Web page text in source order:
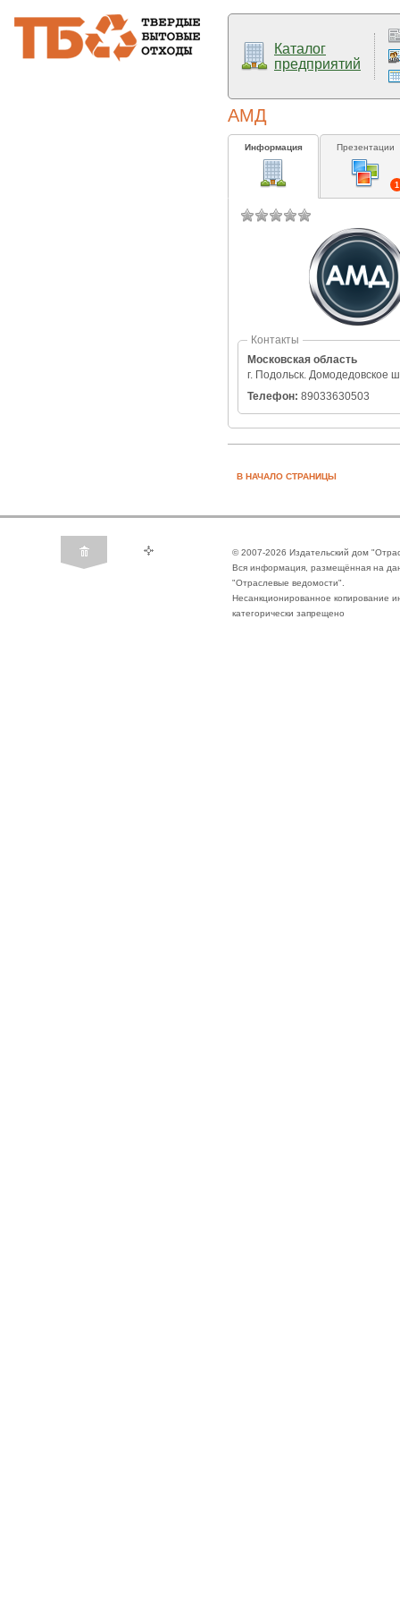
Каталог
предприятий
АМД
Информация
1
Презентации
Контакты
Московская область
г. Подольск. Домодедовское
Телефон: 89033630503
В НАЧАЛО СТРАНИЦЫ
© 2007-2026 Издательский дом
Вся информация, размещённая на
"Отраслевые ведомости".
Несанкционированное копирование
категорически запрещено